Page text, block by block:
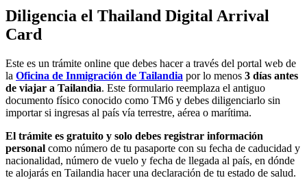
Diligencia el Thailand Digital Arrival
Card
Este es un trámite online que debes hacer a través del portal web de
la Oficina de Inmigración de Tailandia por lo menos 3 días antes
de viajar a Tailandia. Este formulario reemplaza el antiguo
documento físico conocido como TM6 y debes diligenciarlo sin
importar si ingresas al país vía terrestre, aérea o marítima.
El trámite es gratuito y solo debes registrar información
personal como número de tu pasaporte con su fecha de caducidad y
nacionalidad, número de vuelo y fecha de llegada al país, en dónde
te alojarás en Tailandia hacer una declaración de tu estado de salud.